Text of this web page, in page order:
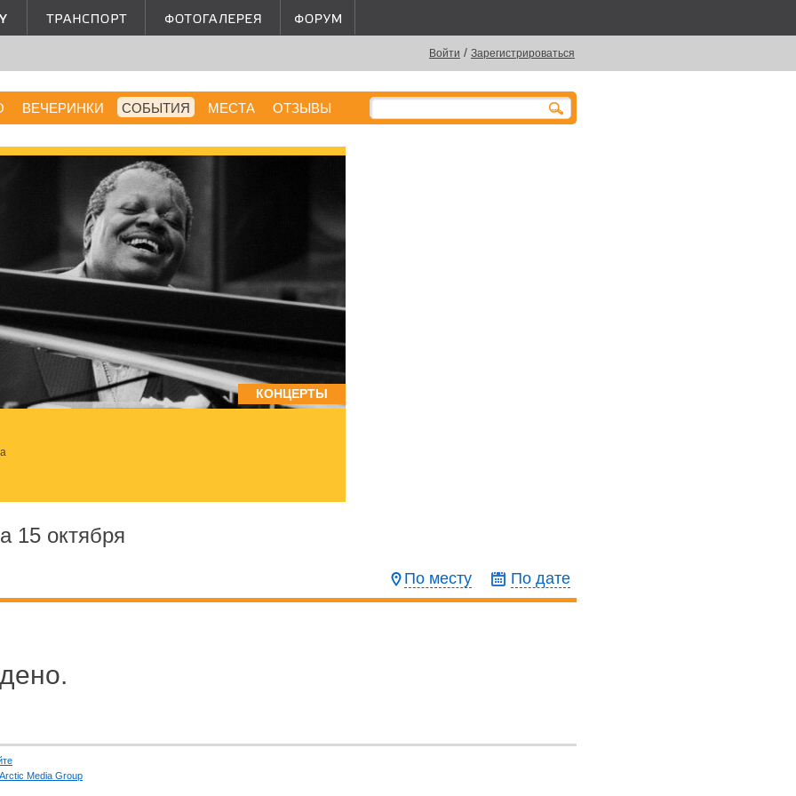
Войти / Зарегистрироваться
ВЕЧЕРИНКИ СОБЫТИЯ МЕСТА ОТЗЫВЫ
КОНЦЕРТЫ
15 октября
По месту По дате
Arctic Media Group